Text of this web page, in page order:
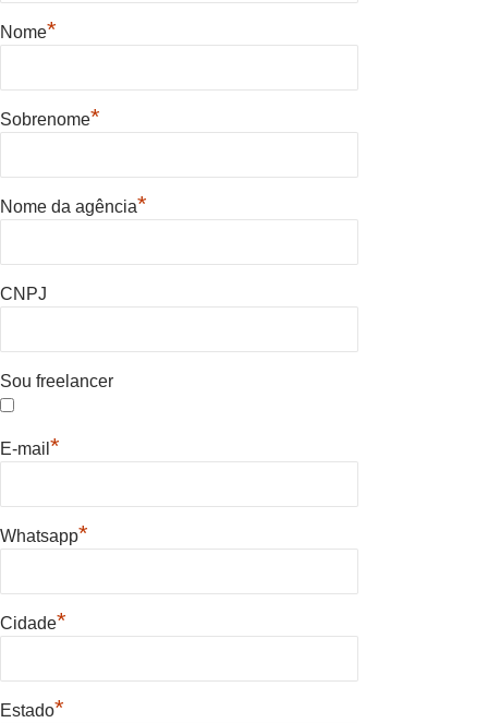
Nome*
Sobrenome*
Nome da agência*
CNPJ
Sou freelancer
E-mail *
Whatsapp*
Cidade*
Estado*